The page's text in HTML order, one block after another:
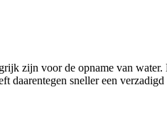
zijn voor de opname van
daarentegen sneller een